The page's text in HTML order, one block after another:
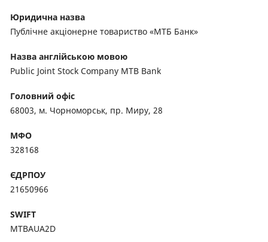
Юридична назва
Публічне акціонерне товариство «МТБ Банк»
Назва англійською мовою
Public Joint Stock Company MTB Bank
Головний офіс
68003, м. Чорноморськ, пр. Миру, 28
МФО
328168
ЄДРПОУ
21650966
SWIFT
MTBAUA2D